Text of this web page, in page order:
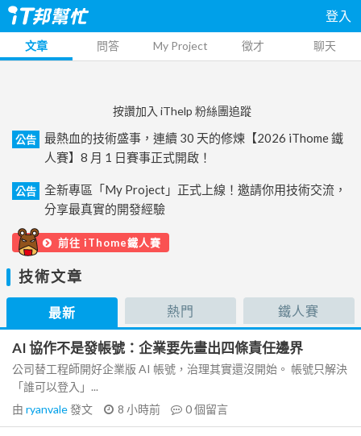
登入
文章 問答 My Project 徵才 聊天
按讚加入 iThelp 粉絲團追蹤
公告
最熱血的技術盛事，連續 30 天的修煉【2026 iThome 鐵
人賽】8 月 1 日賽事正式開啟！
公告
全新專區「My Project」正式上線！邀請你用技術交流，
分享最真實的開發經驗
前往 iThome鐵人賽
技術文章
最新 熱門 鐵人賽
AI 協作不是發帳號：企業要先畫出四條責任邊界
公司替工程師開好企業版 AI 帳號，治理其實還沒開始。 帳號只解決
「誰可以登入」...
由 ryanvale發文 8 小時前 0個留言